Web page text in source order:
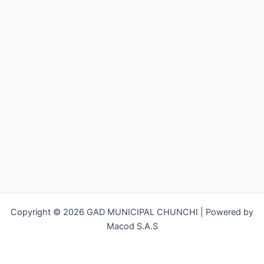
Copyright © 2026 GAD MUNICIPAL CHUNCHI | Powered by
Macod S.A.S